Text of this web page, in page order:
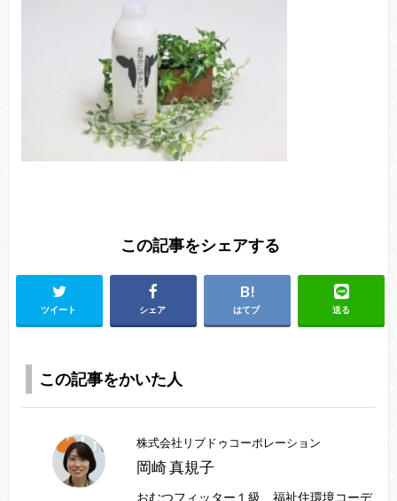
この記事をシェアする
ツイート シェア はてブ 送る
この記事をかいた人
株式会社リブドゥコーポレーション
岡崎 真規子
おむつフィッター１級、福祉住環境コーデ